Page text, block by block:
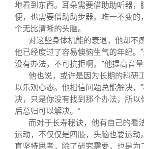
地看到东西。耳朵需要借助助听器，
便，也需要借助助步器。唯一不变的
个无比清晰的头脑。
对这些身体机能的衰退，他却不
他已经度过了容易懊恼生气的年纪。“
没有办法，不可抗拒啊。”他提高音量
他也说，或许是因为长期的科研
以乐观心态。他相信问题总能解决，
决，只是你没有找到那个办法，所以
后总归可以解决。”
而对于长寿秘诀，他有自己的看
运动，不仅仅是四肢，头脑也要运动
直坚持思考，除了研究需要，也是为